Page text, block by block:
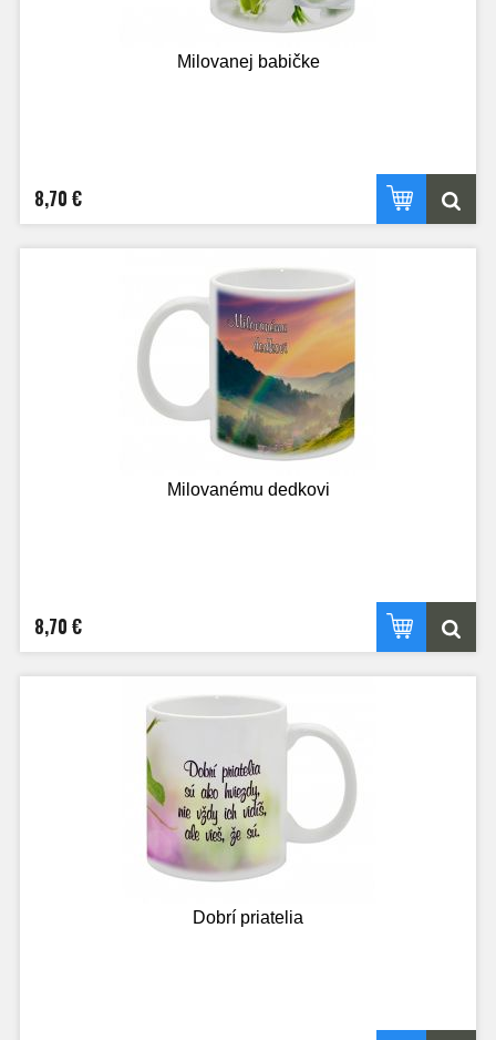
Milovanej babičke
8,70 €
Milovanému dedkovi
8,70 €
Dobrí priatelia